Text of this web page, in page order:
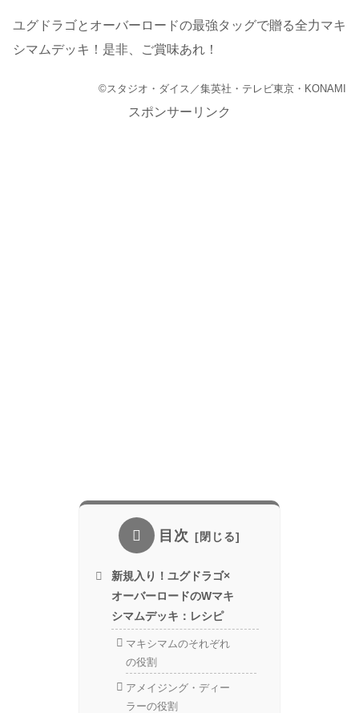
ユグドラゴとオーバーロードの最強タッグで贈る全力マキ
シマムデッキ！是非、ご賞味あれ！
©スタジオ・ダイス／集英社・テレビ東京・KONAMI
スポンサーリンク
目次
新規入り！ユグドラゴ×
オーバーロードのWマキ
シマムデッキ：レシピ
マキシマムのそれぞれ
の役割
アメイジング・ディー
ラーの役割